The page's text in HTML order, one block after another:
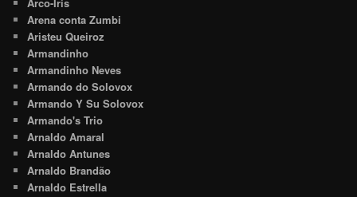
Arena conta Zumbi
Aristeu Queiroz
Armandinho
Armandinho Neves
Armando do Solovox
Armando Y Su Solovox
Armando's Trio
Arnaldo Amaral
Arnaldo Antunes
Arnaldo Brandão
Arnaldo Estrella